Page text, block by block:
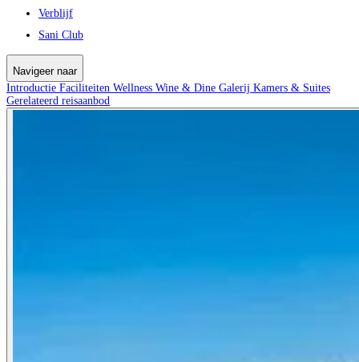
Verblijf
Sani Club
Navigeer naar
Introductie Faciliteiten Wellness Wine & Dine Galerij Kamers & Suites
Gerelateerd reisaanbod